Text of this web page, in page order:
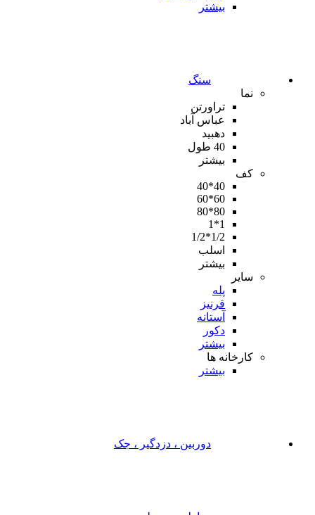
بیشتر
سنگ
نما
تراورتن
عباس آباد
دهبید
40 طول
بیشتر
کف
40*40
60*60
80*80
1*1
1/2*1/2
اسلب
بیشتر
سایر
پله
قرنیز
آستانه
دکور
بیشتر
کارخانه ها
بیشتر
دوربین ، دزدگیر ، جک